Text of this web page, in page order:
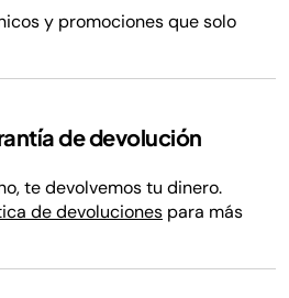
y promociones que solo
de devolución
te devolvemos tu dinero.
de devoluciones para más